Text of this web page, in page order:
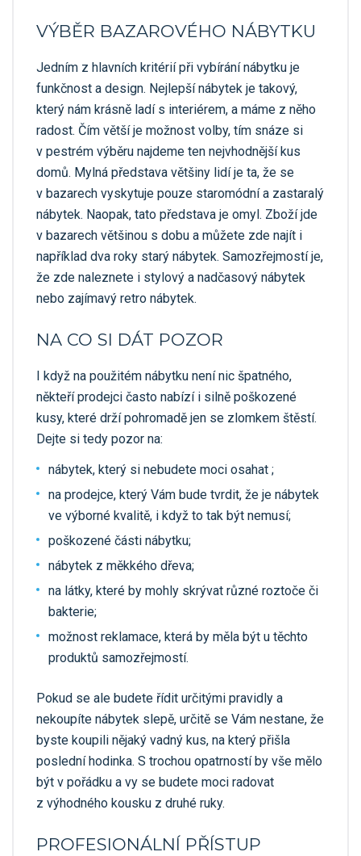
VÝBĚR BAZAROVÉHO NÁBYTKU
Jedním z hlavních kritérií při vybírání nábytku je
funkčnost a design. Nejlepší nábytek je takový,
který nám krásně ladí s interiérem, a máme z něho
radost. Čím větší je možnost volby, tím snáze si
v pestrém výběru najdeme ten nejvhodnější kus
domů. Mylná představa většiny lidí je ta, že se
v bazarech vyskytuje pouze staromódní a zastaralý
nábytek. Naopak, tato představa je omyl. Zboží jde
v bazarech většinou s dobu a můžete zde najít i
například dva roky starý nábytek. Samozřejmostí je,
že zde naleznete i stylový a nadčasový nábytek
nebo zajímavý retro nábytek.
NA CO SI DÁT POZOR
I když na použitém nábytku není nic špatného,
někteří prodejci často nabízí i silně poškozené
kusy, které drží pohromadě jen se zlomkem štěstí.
Dejte si tedy pozor na:
nábytek, který si nebudete moci osahat ;
na prodejce, který Vám bude tvrdit, že je nábytek
ve výborné kvalitě, i když to tak být nemusí;
poškozené části nábytku;
nábytek z měkkého dřeva;
na látky, které by mohly skrývat různé roztoče či
bakterie;
možnost reklamace, která by měla být u těchto
produktů samozřejmostí.
Pokud se ale budete řídit určitými pravidly a
nekoupíte nábytek slepě, určitě se Vám nestane, že
byste koupili nějaký vadný kus, na který přišla
poslední hodinka. S trochou opatrností by vše mělo
být v pořádku a vy se budete moci radovat
z výhodného kousku z druhé ruky.
PROFESIONÁLNÍ PŘÍSTUP